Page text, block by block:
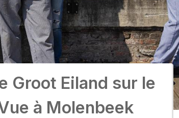
Groot Eiland sur le
à Molenbeek